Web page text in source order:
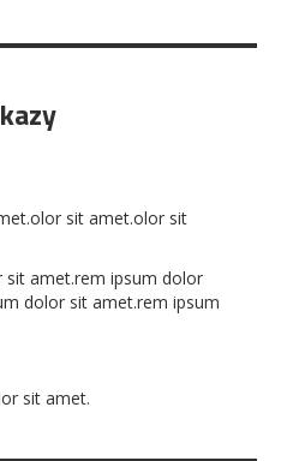
sit amet.olor sit
sit amet.rem ipsum dolor
dolor sit amet.rem ipsum
sit amet.